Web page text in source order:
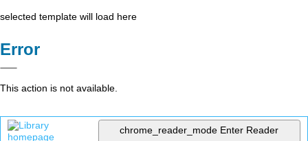
selected template will load here
Error
This action is not available.
chrome_reader_mode Enter Reader